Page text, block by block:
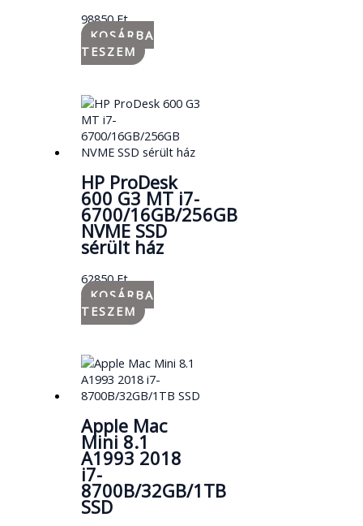
98850Ft
KOSÁRBA
TESZEM
HP ProDesk
600 G3 MT i7-
6700/16GB/256GB
NVME SSD
sérült ház
62850Ft
KOSÁRBA
TESZEM
Apple Mac
Mini 8.1
A1993 2018
i7-
8700B/32GB/1TB
SSD